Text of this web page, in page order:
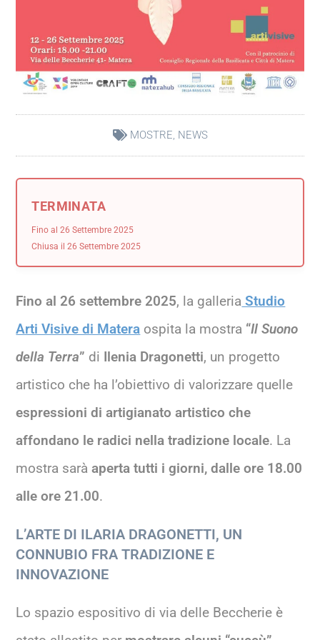
MOSTRE, NEWS
TERMINATA
Fino al 26 Settembre 2025
Chiusa il 26 Settembre 2025
Fino al 26 settembre 2025, la galleria Studio
Arti Visive di Matera ospita la mostra “Il Suono
della Terra” di Ilenia Dragonetti, un progetto
artistico che ha l’obiettivo di valorizzare quelle
espressioni di artigianato artistico che
affondano le radici nella tradizione locale. La
mostra saràaperta tutti i giorni, dalle ore 18.00
alle ore 21.00.
L’ARTE DI ILARIA DRAGONETTI, UN
CONNUBIO FRA TRADIZIONE E
INNOVAZIONE
Lo spazio espositivo di via delle Beccherie è